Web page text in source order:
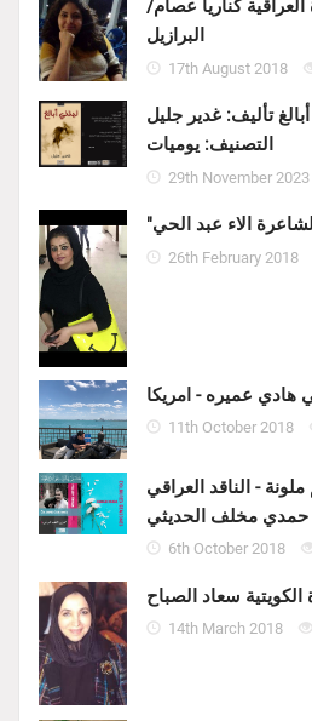
كناريا عصام/
البرازيل
17th August 2018
تأليف: غدير جليل
التصنيف: يوميات
29th November 2023
الاء عبد الحي
26th February 2018
هادي عميره - امريكا
11th October 2018
- الناقد العراقي
حمدي مخلف الحديثي
6th October 2018
سعاد الصباح
14th March 2018